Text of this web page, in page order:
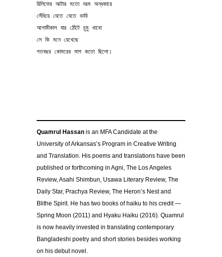
রিলিফের আটার মতো নরম অন্ধকারে
সেঁধিয়ে যেতে যেতে ভাবি
আগামীকাল যার ঠোঁটে চুমু খাবো
সে কি মনে রেখেছে
গতবছর কোমরের মাপ কতো ছিলো।
Quamrul Hassan is an MFA Candidate at the
University of Arkansas’s Program in Creative Writing
and Translation. His poems and translations have been
published or forthcoming in Agni, The Los Angeles
Review, Asahi Shimbun, Usawa Literary Review, The
Daily Star, Prachya Review, The Heron’s Nest and
Blithe Spirit. He has two books of haiku to his credit —
Spring Moon (2011) and Hyaku Haiku (2016). Quamrul
is now heavily invested in translating contemporary
Bangladeshi poetry and short stories besides working
on his debut novel.